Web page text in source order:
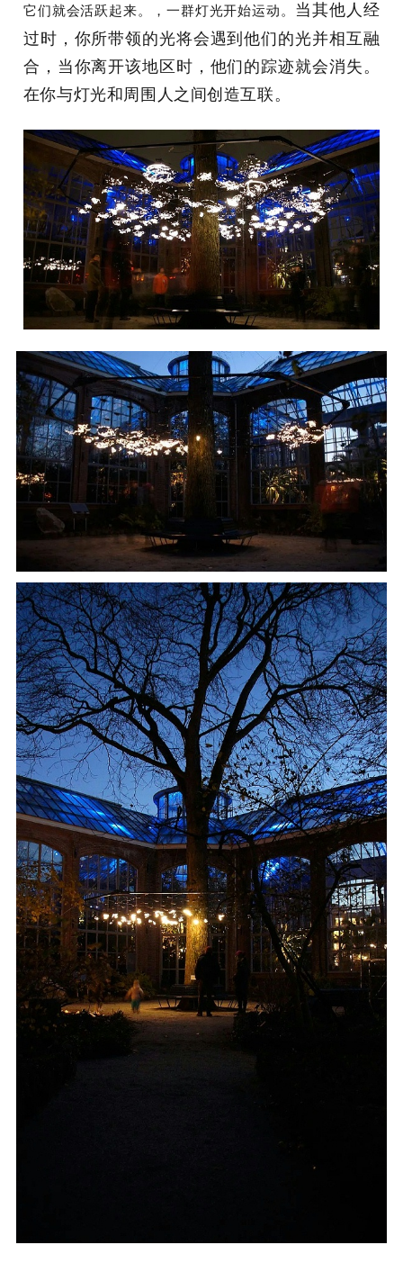
它们就会活跃起来。，一群灯光开始运动。 当其他人经
过时，你所带领的光将会遇到他们的光并相互融
合，当你离开该地区时，他们的踪迹就会消失。
在你与灯光和周围人之间创造互联。